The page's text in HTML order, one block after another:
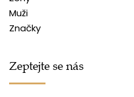
Muži
Značky
Zeptejte se nás